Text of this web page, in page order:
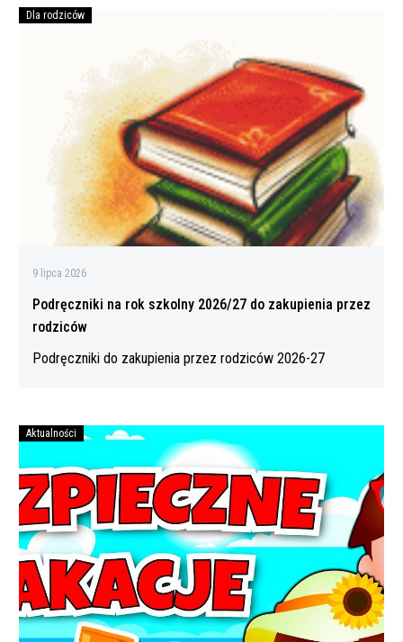
rok
szkolny
do
zakupienia
przez
rodziców
Dla rodziców
9 lipca 2026
Podręczniki na rok szkolny 2026/27 do zakupienia przez
rodziców
Podręczniki do zakupienia przez rodziców 2026-27
Bezpiecznych
wakacji
Aktualności